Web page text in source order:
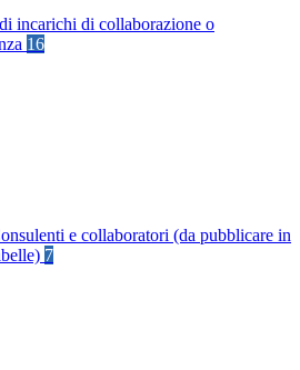
incarichi di collaborazione o
16
e collaboratori (da pubblicare in
7